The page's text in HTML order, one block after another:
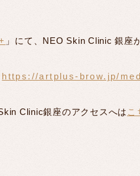
」にて、NEO Skin Clinic 銀座
https://artplus-brow.jp/
Clinic銀座のアクセスへは こ